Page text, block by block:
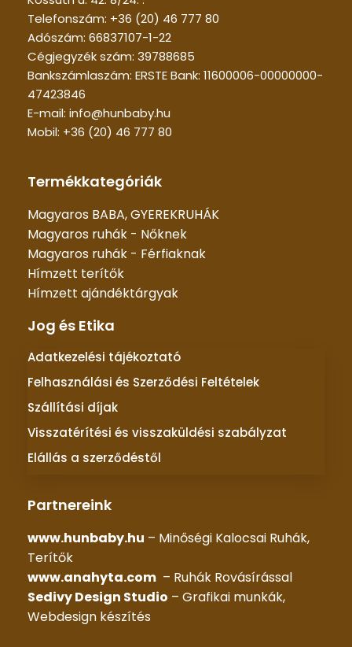
Telefonszám: +36 (20) 46 777 80
Adószám: 66837107-1-22
Cégjegyzék szám: 39788685
Bankszámlaszám: ERSTE Bank: 11600006-00000000-
47423846
E-mail: info@hunbaby.hu
Mobil: +36 (20) 46 777 80
Termékkategóriák
Magyaros BABA, GYEREKRUHÁK
Magyaros ruhák - Nőknek
Magyaros ruhák - Férfiaknak
Hímzett terítők
Hímzett ajándéktárgyak
Jog és Etika
Adatkezelési tájékoztató
Felhasználási és Szerződési Feltételek
Szállítási díjak
Visszatérítési és visszaküldési szabályzat
Elállás a szerződéstől
Partnereink
www.hunbaby.hu – Minőségi Kalocsai Ruhák,
Terítők
www.anahyta.com – Ruhák Rovásírással
Sedivy Design Studio – Grafikai munkák,
Webdesign készítés